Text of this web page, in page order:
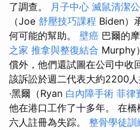
了調查。 月子中心 滅鼠清潔
（Joe 舒壓技巧課程 Biden）
何可能的幫助。 壁癌 巴爾的
之家 推拿與整復結合 Murphy
償外，他們還試圖在公司中收
該訴訟於週二代表大約2200人
·黑爾（Ryan 白內障手術 菲律
他在港口工作了十多年。 在
六人註冊為失踪。 整骨學徒訓